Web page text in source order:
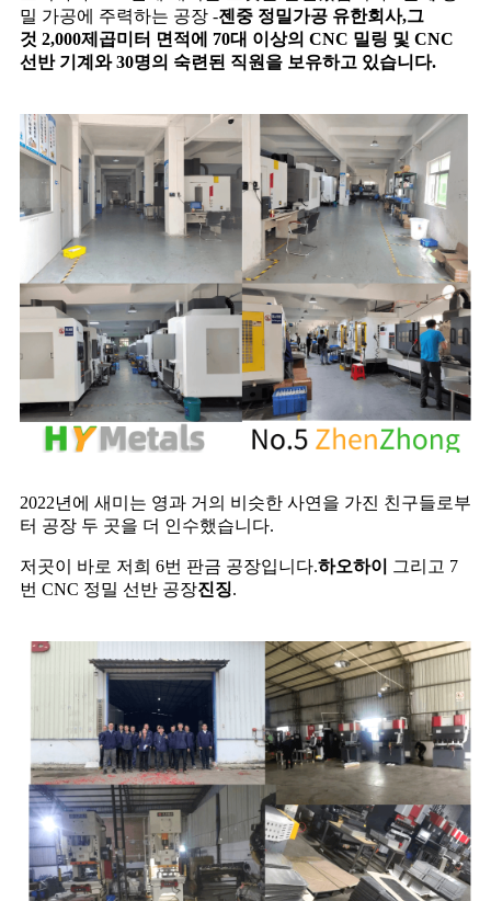
밀 가공에 주력하는 공장 -젠중 정밀가공 유한회사,그
것 2,000제곱미터 면적에 70대 이상의 CNC 밀링 및 CNC
선반 기계와 30명의 숙련된 직원을 보유하고 있습니다.
2022년에 새미는 영과 거의 비슷한 사연을 가진 친구들로부
터 공장 두 곳을 더 인수했습니다.
저곳이 바로 저희 6번 판금 공장입니다.하오하이
그리고 7
번 CNC 정밀 선반 공장진징.